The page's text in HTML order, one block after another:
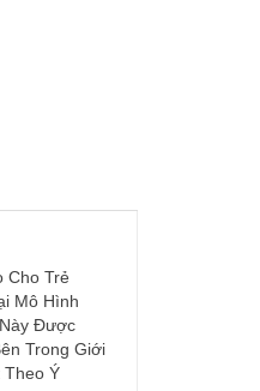
Cho Trẻ
Mô Hình
Được
Trong Giới
Theo Ý